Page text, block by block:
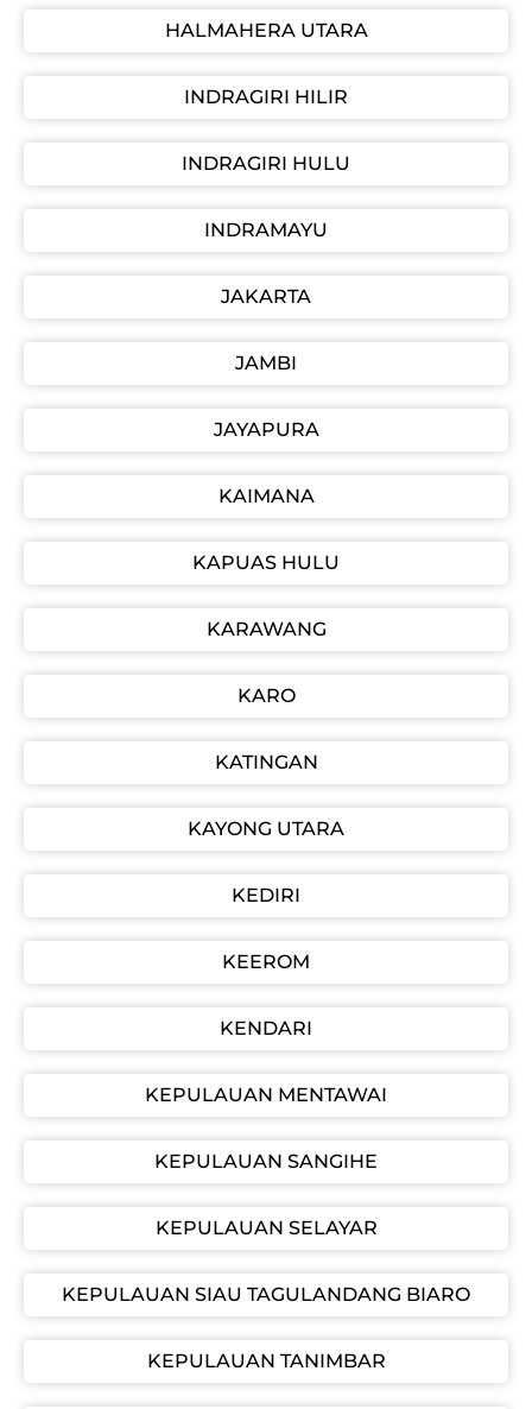
HALMAHERA UTARA
INDRAGIRI HILIR
INDRAGIRI HULU
INDRAMAYU
JAKARTA
JAMBI
JAYAPURA
KAIMANA
KAPUAS HULU
KARAWANG
KARO
KATINGAN
KAYONG UTARA
KEDIRI
KEEROM
KENDARI
KEPULAUAN MENTAWAI
KEPULAUAN SANGIHE
KEPULAUAN SELAYAR
KEPULAUAN SIAU TAGULANDANG BIARO
KEPULAUAN TANIMBAR